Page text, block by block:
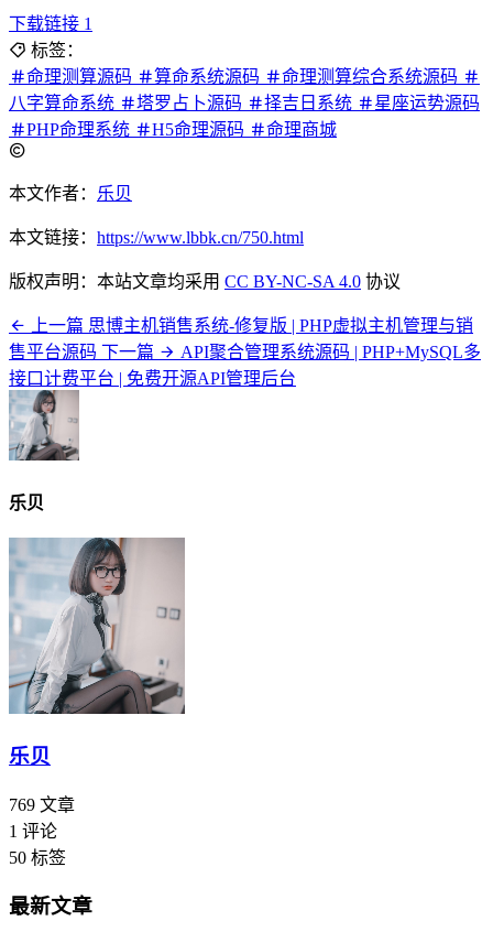
下载链接 1
标签：
命理测算源码
算命系统源码
命理测算综合系统源码
八字算命系统
塔罗占卜源码 择吉日系统
星座运势源码
PHP命理系统
H5命理源码 命理商城
本文作者： 乐贝
本文链接： https://www.lbbk.cn/750.html
版权声明：本站文章均采用 CC BY-NC-SA 4.0 协议
上一篇 思博主机销售系统-修复版 | PHP虚拟主机管理与销
售平台源码 下一篇
API聚合管理系统源码 | PHP+MySQL多
接口计费平台 | 免费开源API管理后台
乐贝
乐贝
769 文章
1 评论
50 标签
最新文章